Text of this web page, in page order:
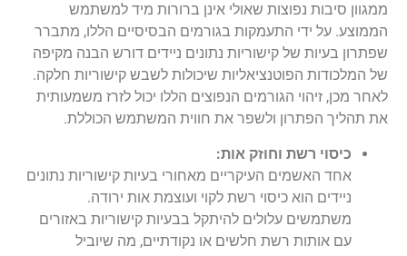
ממגוון סיבות נפוצות שאולי אינן ברורות מיד למשתמש
הממוצע. על ידי התעמקות בגורמים הבסיסיים הללו, מתברר
שפתרון בעיות של קישוריות נתונים ניידים דורש הבנה מקיפה
של המלכודות הפוטנציאליות שיכולות לשבש קישוריות חלקה.
לאחר מכן, זיהוי הגורמים הנפוצים הללו יכול לזרז משמעותית
את תהליך הפתרון ולשפר את חווית המשתמש הכוללת.
כיסוי רשת וחוזק אות:
אחד האשמים העיקריים מאחורי בעיות קישוריות נתונים
ניידים הוא כיסוי רשת לקוי ועוצמת אות ירודה.
משתמשים עלולים להיתקל בבעיות קישוריות באזורים
עם אותות רשת חלשים או נקודתיים, מה שיוביל